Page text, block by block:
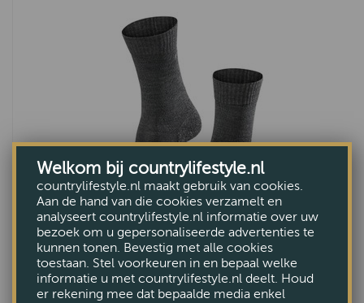
Wandelsokken TK2 trekking women grijs
€27,-
Welkom bij countrylifestyle.nl
countrylifestyle.nl maakt gebruik van cookies.
Aan de hand van die cookies verzamelt en
analyseert countrylifestyle.nl informatie over uw
bezoek om u gepersonaliseerde advertenties te
kunnen tonen. Bevestig met alle cookies
toestaan. Stel voorkeuren in en bepaal welke
informatie u met countrylifestyle.nl deelt. Houd
er rekening mee dat bepaalde media enkel